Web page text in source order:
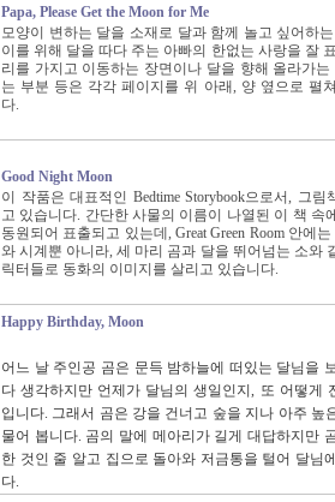
Papa, Please Get the Moon for Me
모양이 변하는 달을 소재로 달과 함께 놀고 싶어하
이를 위해 달을 따다 주는 아빠의 한없는 사랑을 잘
리를 가지고 이동하는 장면이나 달을 향해 올라가
는 부분 등은 각각 페이지를 위 아래, 양 옆으로 펼
다.
Good Night Moon
이 작품은 대표적인 Bedtime Storybook으로서, 그
고 있습니다. 간단한 사물의 이름이 나열된 이 책 속
동원되어 표출되고 있는데, Great Green Room 안에
와 시계뿐 아니라, 세 마리 곰과 달을 뛰어넘는 소와
릭터들로 동화의 이미지를 살리고 있습니다.
Happy Birthday, Moon
어느 날 주인공 곰은 문득 밤하늘에 떠있는 달님을
다 생각하지만 언제가 달님의 생일인지, 또 어떻게
입니다. 그래서 곰은 강을 건너고 숲을 지나 아주 높
물어 봅니다. 곰의 말에 메아리가 길게 대답하지만
한 것인 줄 알고 집으로 돌아와 저금통을 털어 달님
다.